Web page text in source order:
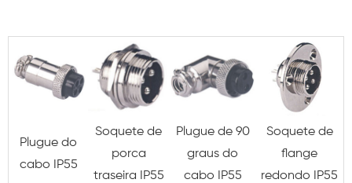
Plugue do
cabo IP55
Soquete de
porca
traseira IP55
Plugue de 90
graus do
cabo IP55
Soquete de
flange
redondo IP55